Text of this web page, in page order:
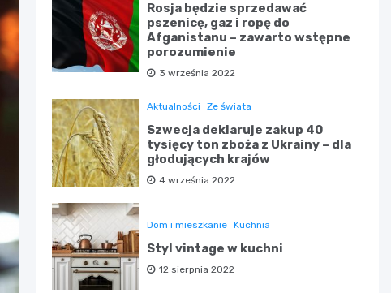
Rosja będzie sprzedawać
pszenicę, gaz i ropę do
Afganistanu – zawarto wstępne
porozumienie
3 września 2022
Aktualności Ze świata
Szwecja deklaruje zakup 40
tysięcy ton zboża z Ukrainy – dla
głodujących krajów
4 września 2022
Dom i mieszkanie Kuchnia
Styl vintage w kuchni
12 sierpnia 2022